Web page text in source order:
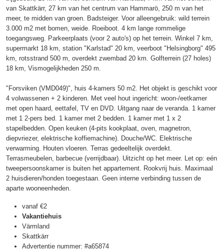
van Skattkärr, 27 km van het centrum van Hammarö, 250 m van het
meer, te midden van groen. Badsteiger. Voor alleengebruik: wild terrein
3.000 m2 met bomen, weide. Roeiboot. 4 km lange rommelige
toegangsweg. Parkeerplaats (voor 2 auto's) op het terrein. Winkel 7 km,
supermarkt 18 km, station "Karlstad" 20 km, veerboot "Helsingborg" 495
km, rotsstrand 500 m, overdekt zwembad 20 km. Golfterrein (27 holes)
18 km, Vismogelijkheden 250 m.
"Forsviken (VMD049)", huis 4-kamers 50 m2. Het objekt is geschikt voor
4 volwassenen + 2 kinderen. Met veel hout ingericht: woon-/eetkamer
met open haard, eettafel, TV en DVD. Uitgang naar de veranda. 1 kamer
met 1 2-pers bed. 1 kamer met 2 bedden. 1 kamer met 1 x 2
stapelbedden. Open keuken (4-pits kookplaat, oven, magnetron,
diepvriezer, elektrische koffiemachine). Douche/WC. Elektrische
verwarming. Houten vloeren. Terras gedeeltelijk overdekt.
Terrasmeubelen, barbecue (verrijdbaar). Uitzicht op het meer. Let op: eén
tweepersoonskamer is buiten het appartement. Rookvrij huis. Maximaal
2 huisdieren/honden toegestaan. Geen interne verbinding tussen de
aparte wooneenheden.
vanaf €2
Vakantiehuis
Värmland
Skattkärr
Advertentie nummer: #a65874